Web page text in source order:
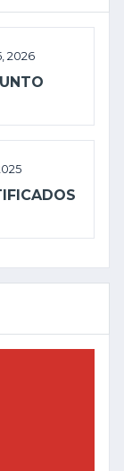
2026